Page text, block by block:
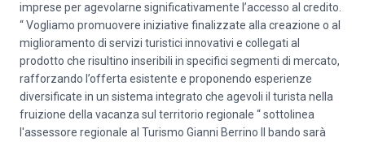
imprese per agevolarne significativamente l’accesso al credito.
“ Vogliamo promuovere iniziative finalizzate alla creazione o al
miglioramento di servizi turistici innovativi e collegati al
prodotto che risultino inseribili in specifici segmenti di mercato,
rafforzando l’offerta esistente e proponendo esperienze
diversificate in un sistema integrato che agevoli il turista nella
fruizione della vacanza sul territorio regionale “ sottolinea
l'assessore regionale al Turismo Gianni Berrino Il bando sarà